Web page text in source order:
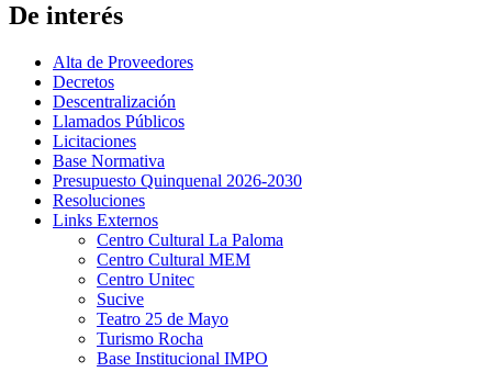
De interés
Alta de Proveedores
Decretos
Descentralización
Llamados Públicos
Licitaciones
Base Normativa
Presupuesto Quinquenal 2026-2030
Resoluciones
Links Externos
Centro Cultural La Paloma
Centro Cultural MEM
Centro Unitec
Sucive
Teatro 25 de Mayo
Turismo Rocha
Base Institucional IMPO